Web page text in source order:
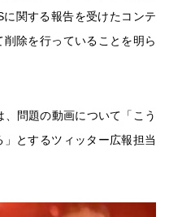
関する報告を受けたコンテ
除を行っていることを明ら
問題の動画について「こう
とするツィッター広報担当